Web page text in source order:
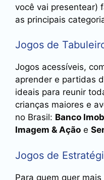
você vai presentear)
as principais
Jogos de
Jogos acessíveis,
aprender e partidas
ideais para reunir
crianças maiores e
no Brasil: Banco
Imagem & Ação e
Jogos de
Para quem quer